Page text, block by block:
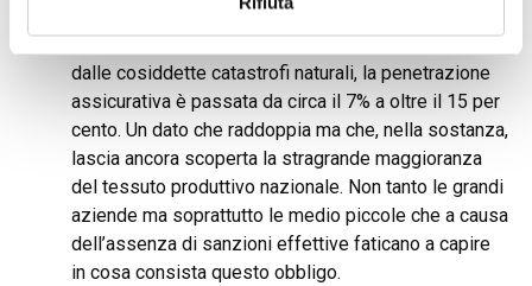
dell’obbligo assicurativo per le imprese di stipulare
una polizza che protegga l’azienda e i suoi beni
dalle cosiddette catastrofi naturali, la penetrazione
assicurativa è passata da circa il 7% a oltre il 15 per
cento. Un dato che raddoppia ma che, nella sostanza,
lascia ancora scoperta la stragrande maggioranza
del tessuto produttivo nazionale. Non tanto le grandi
aziende ma soprattutto le medio piccole che a causa
dell’assenza di sanzioni effettive faticano a capire
in cosa consista questo obbligo.